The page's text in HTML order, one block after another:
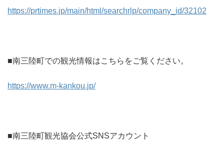
https://prtimes.jp/main/html/searchrlp/company_id/32102
■南三陸町での観光情報はこちらをご覧ください。
https://www.m-kankou.jp/
■南三陸町観光協会公式SNSアカウント